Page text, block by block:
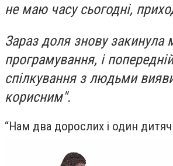
не маю часу сьогодні,
Зараз доля знову закинула
програмування, і
спілкування з людьми
корисним".
“Нам два дорослих і один